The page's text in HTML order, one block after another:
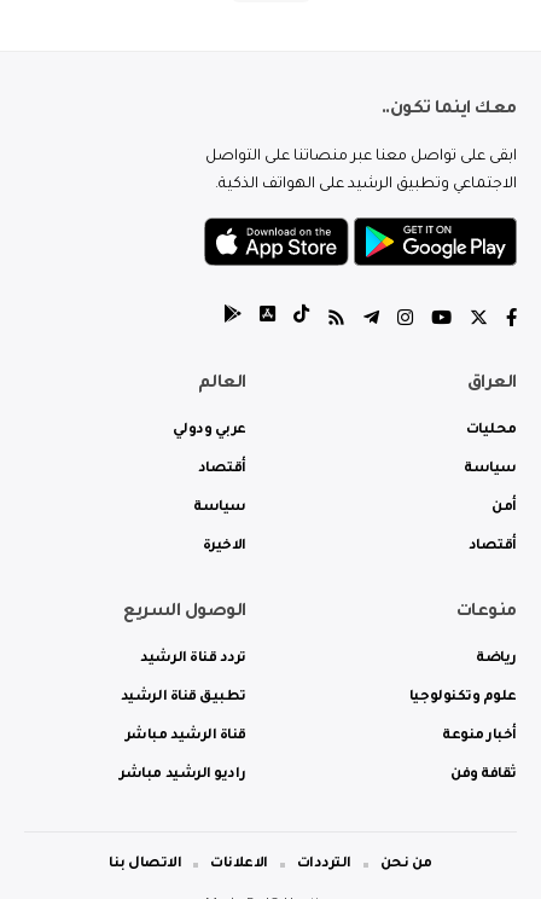
معك اينما تكون..
ابقى على تواصل معنا عبر منصاتنا على التواصل
الاجتماعي وتطبيق الرشيد على الهواتف الذكية.
العراق
محليات
سياسة
أمن
أقتصاد
العالم
عربي ودولي
أقتصاد
سياسة
الاخيرة
منوعات
رياضة
علوم وتكنولوجيا
أخبار منوعة
ثقافة وفن
الوصول السريع
تردد قناة الرشيد
تطبيق قناة الرشيد
قناة الرشيد مباشر
راديو الرشيد مباشر
من نحن الترددات الاعلانات الاتصال بنا